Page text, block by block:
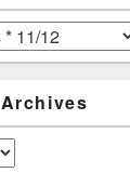
Archives